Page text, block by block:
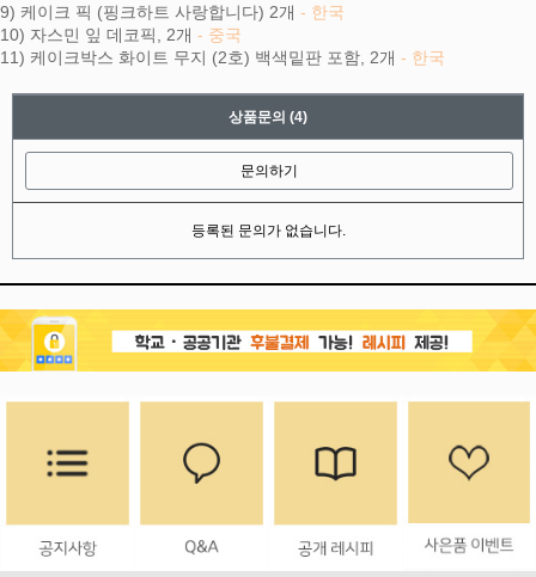
9) 케이크 픽 (핑크하트 사랑합니다) 2개 - 한국
10) 자스민 잎 데코픽, 2개 - 중국
11) 케이크박스 화이트 무지 (2호) 백색밑판 포함, 2개 - 한국
상품문의 (4)
문의하기
등록된 문의가 없습니다.